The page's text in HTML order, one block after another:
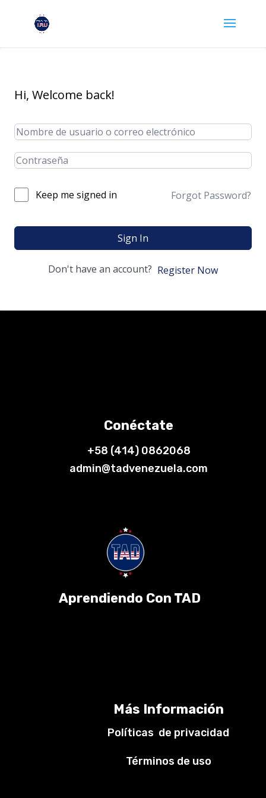
Hi, Welcome back!
Keep me signed in Forgot Password?
Sign In
Don't have an account? Register Now
Conéctate
+58 (414) 0862068
admin@tadvenezuela.com
Aprendiendo Con TAD
Más Información
Políticas de privacidad
Términos de uso